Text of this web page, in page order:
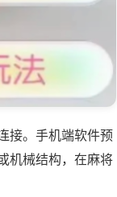
接。手机端软件预
机械结构，在麻将